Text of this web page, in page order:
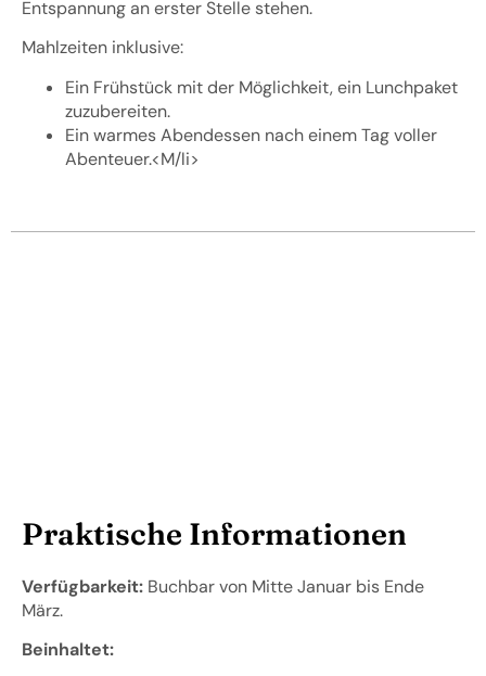
Entspannung an erster Stelle stehen.
Mahlzeiten inklusive:
Ein Frühstück mit der Möglichkeit, ein Lunchpaket
zuzubereiten.
Ein warmes Abendessen nach einem Tag voller
Abenteuer.<M/li>
Praktische Informationen
Verfügbarkeit: Buchbar von Mitte Januar bis Ende
März.
Beinhaltet: